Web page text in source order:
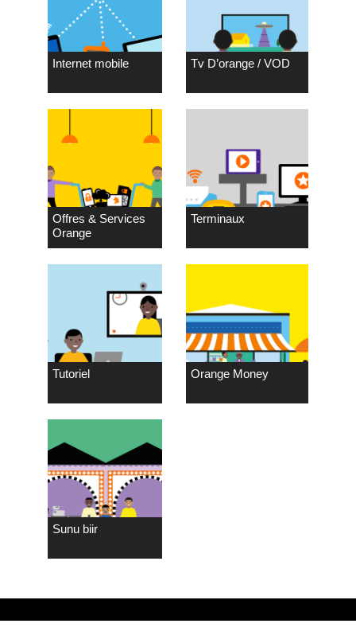
Internet mobile Tv D’orange / VOD
Offres & Services
Orange
Terminaux
Tutoriel Orange Money
Sunu biir